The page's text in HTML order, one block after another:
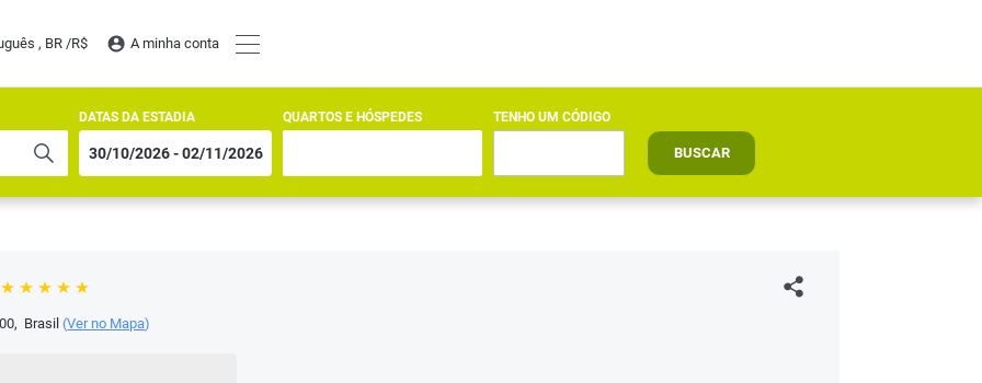
, BR /R$ A minha conta
DATAS DA ESTADIA QUARTOS E HÓSPEDES TENHO UM CÓDIGO
BUSCAR
, Brasil (Ver no Mapa)